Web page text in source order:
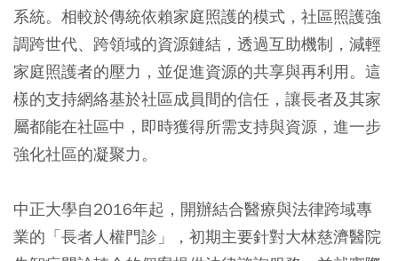
系統。相較於傳統依賴家庭照護的模式，社區照護強
調跨世代、跨領域的資源鏈結，透過互助機制，減輕
家庭照護者的壓力，並促進資源的共享與再利用。這
樣的支持網絡基於社區成員間的信任，讓長者及其家
屬都能在社區中，即時獲得所需支持與資源，進一步
強化社區的凝聚力。
中正大學自2016年起，開辦結合醫療與法律跨域專
業的「長者人權門診」，初期主要針對大林慈濟醫院